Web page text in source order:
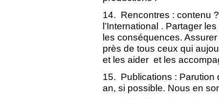
14. Rencontres : contenu
l’International . Partager
les conséquences.
près de tous ceux qui
et les aider et les
15. Publications : Parution
an, si possible. Nous en